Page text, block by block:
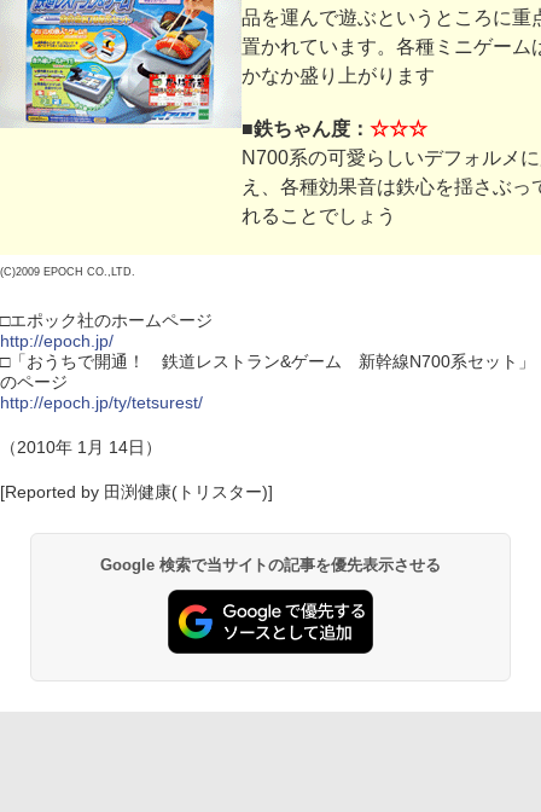
品を運んで遊ぶというところに重
置かれています。各種ミニゲーム
かなか盛り上がります
■鉄ちゃん度： ☆☆☆
N700系の可愛らしいデフォルメ
え、各種効果音は鉄心を揺さぶっ
れることでしょう
(C)2009 EPOCH CO.,LTD.
□エポック社のホームページ
http://epoch.jp/
□「おうちで開通！ 鉄道レストラン&ゲーム 新幹線N700系セット」
のページ
http://epoch.jp/ty/tetsurest/
（2010年 1月 14日）
[Reported by 田渕健康(トリスター)]
Google 検索で当サイトの記事を優先表示させる